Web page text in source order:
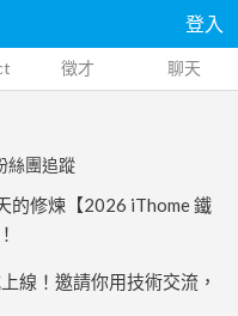
登入
徵才 聊天
絲團追蹤
的修煉【2026 iThome 鐵
線！邀請你用技術交流，